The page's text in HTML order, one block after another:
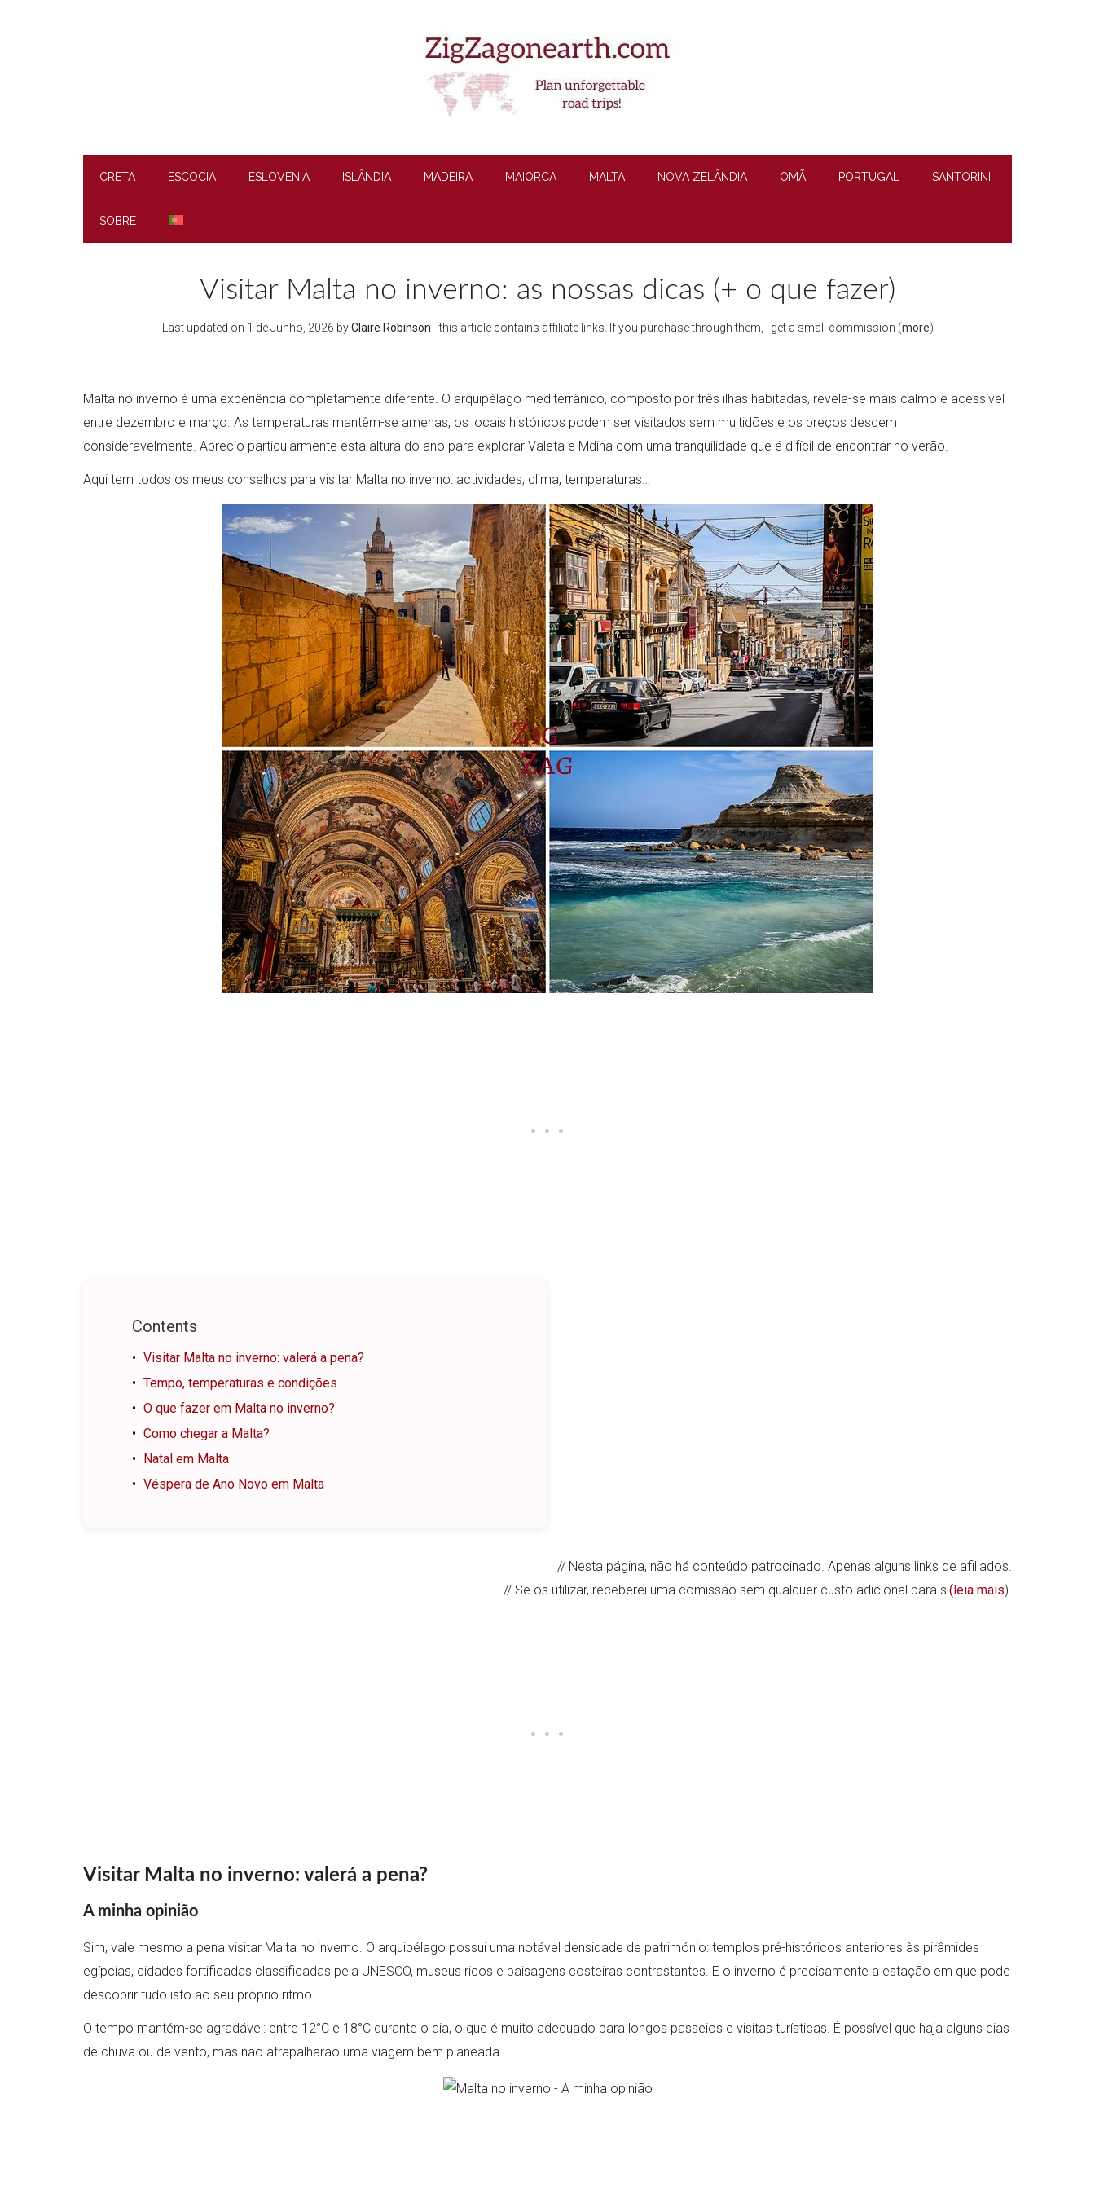
CRETA ESCOCIA ESLOVENIA ISLÂNDIA MADEIRA MAIORCA MALTA NOVA ZELÂNDIA OMÃ PORTUGAL SANTORINI
SOBRE
Visitar Malta no inverno: as nossas dicas (+ o que fazer)
Last updated on 1 de Junho, 2026 byClaire Robinson - this article contains affiliate links. If you purchase through them, I get a small commission (more)
Malta no inverno é uma experiência completamente diferente. O arquipélago mediterrânico, composto por três ilhas habitadas, revela-se mais calmo e acessível
entre dezembro e março. As temperaturas mantêm-se amenas, os locais históricos podem ser visitados sem multidões e os preços descem
consideravelmente. Aprecio particularmente esta altura do ano para explorar Valeta e Mdina com uma tranquilidade que é difícil de encontrar no verão.
Aqui tem todos os meus conselhos para visitar Malta no inverno: actividades, clima, temperaturas…
Contents
Visitar Malta no inverno: valerá a pena?
Tempo, temperaturas e condições
O que fazer em Malta no inverno?
Como chegar a Malta?
Natal em Malta
Véspera de Ano Novo em Malta
// Nesta página, não há conteúdo patrocinado. Apenas alguns links de afiliados.
// Se os utilizar, receberei uma comissão sem qualquer custo adicional para si(leia mais).
Visitar Malta no inverno: valerá a pena?
A minha opinião
Sim, vale mesmo a pena visitar Malta no inverno. O arquipélago possui uma notável densidade de património: templos pré-históricos anteriores às pirâmides
egípcias, cidades fortificadas classificadas pela UNESCO, museus ricos e paisagens costeiras contrastantes. E o inverno é precisamente a estação em que pode
descobrir tudo isto ao seu próprio ritmo.
O tempo mantém-se agradável: entre 12°C e 18°C durante o dia, o que é muito adequado para longos passeios e visitas turísticas. É possível que haja alguns dias
de chuva ou de vento, mas não atrapalharão uma viagem bem planeada.